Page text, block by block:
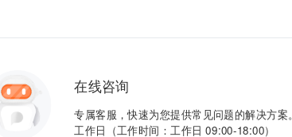
在线咨询
专属客服，快速为您提供常见问题的解决方案。
工作日（工作时间：工作日 09:00-18:00）